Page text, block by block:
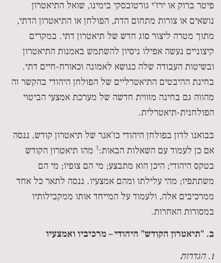
פיטר ברוק או ירז'י גורטובסקי בימינו, שואל התיאטרון
נושאים או צורות מתחום הדת, הפולחן או התיאטרון הדתי,
מתוך מטרה ליצור סוג חדש של תיאטרון דתי. במקרים
קיצוניים נעשה אפילו ניסיון להשתמש באמנות התיאטרון
ובשיטות העבודה שלה כנושא לאמונה וכאורח-חיים דתי.
בחינת ההיבטים התיאטרליים של הפולחן היהודי בהקשר זה
מהווה גם בחינה מזווית חדשה של מערכת אמצעי הביטוי
הפולחנית-תיאטרלית.
בבואנו לדון בפולחן היהודי כז'אנר של תיאטרון קודש, ננסה
אם כן לעמוד עם השאלות הבאות:1 מהו תיאטרון הקודש
בטקס היהודי; היכן הוא מתבצע; מי הם צופיו; מי הם
משתתפיו; מהי עלילתו ומהם אמצעיו. ננסה לתאר כל אחד
ממרכיבים אלה, ולעמוד על המייחד אותו ממקבילותיו
במסורות האחרות.
ב. "תיאטרון הקודש" היהודי – מרכיביו ואמצעיו
1. הגדרות